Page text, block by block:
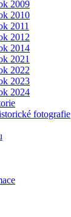
2009
2010
2011
2012
2014
2021
2022
2023
2024
fotografie